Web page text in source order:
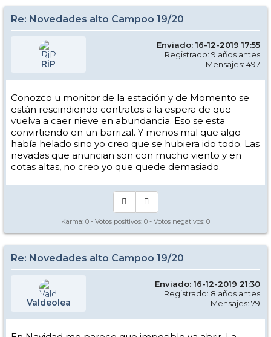
Re: Novedades alto Campoo 19/20
RiP
Enviado: 16-12-2019 17:55
Registrado: 9 años antes
Mensajes: 497
Conozco u monitor de la estación y de Momento se
están rescindiendo contratos a la espera de que
vuelva a caer nieve en abundancia. Eso se esta
convirtiendo en un barrizal. Y menos mal que algo
había helado sino yo creo que se hubiera ido todo. Las
nevadas que anuncian son con mucho viento y en
cotas altas, no creo yo que quede demasiado.
Karma: 0 - Votos positivos: 0 - Votos negativos: 0
Re: Novedades alto Campoo 19/20
Valdeolea
Enviado: 16-12-2019 21:30
Registrado: 8 años antes
Mensajes: 79